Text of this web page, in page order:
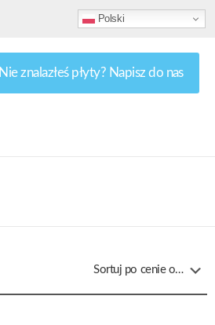
Polski
Nie znalazłeś płyty? Napisz do nas